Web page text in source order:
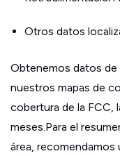
Otros datos
Obtenemos datos de
nuestros mapas de
cobertura de la FCC,
meses.Para el
área, recomendamos